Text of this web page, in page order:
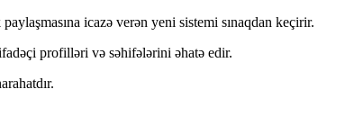
icazə verən yeni sistemi sınaqdan keçirir.
profilləri və səhifələrini əhatə edir.